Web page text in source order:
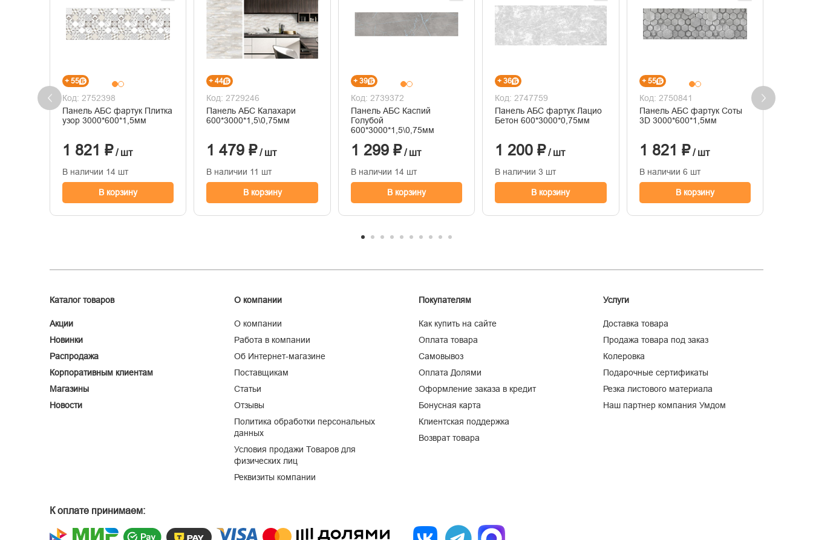
+ 55
Код: 2752398
Панель АБС фартук Плитка
узор 3000*600*1,5мм
1 821 ₽ / шт
В наличии 14 шт
В корзину
+ 44
Код: 2729246
Панель АБС Калахари
600*3000*1,5\0,75мм
1 479 ₽ / шт
В наличии 11 шт
В корзину
+ 39
Код: 2739372
Панель АБС Каспий
Голубой
600*3000*1,5\0,75мм
1 299 ₽/ шт
В наличии 14 шт
В корзину
+ 36
Код: 2747759
Панель АБС фартук Лацио
Бетон 600*3000*0,75мм
1 200 ₽ / шт
В наличии 3 шт
В корзину
+ 55
Код: 2750841
Панель АБС фартук Соты
3D 3000*600*1,5мм
1 821 ₽/ шт
В наличии 6 шт
В корзину
Каталог товаров
Акции
Новинки
Распродажа
Корпоративным клиентам
Магазины
Новости
О компании
О компании
Работа в компании
Об Интернет-магазине
Поставщикам
Статьи
Отзывы
Политика обработки персональных
данных
Условия продажи Товаров для
физических лиц
Реквизиты компании
Покупателям
Как купить на сайте
Оплата товара
Самовывоз
Оплата Долями
Оформление заказа в кредит
Бонусная карта
Клиентская поддержка
Возврат товара
Услуги
Доставка товара
Продажа товара под заказ
Колеровка
Подарочные сертификаты
Резка листового материала
Наш партнер компания Умдом
К оплате принимаем: